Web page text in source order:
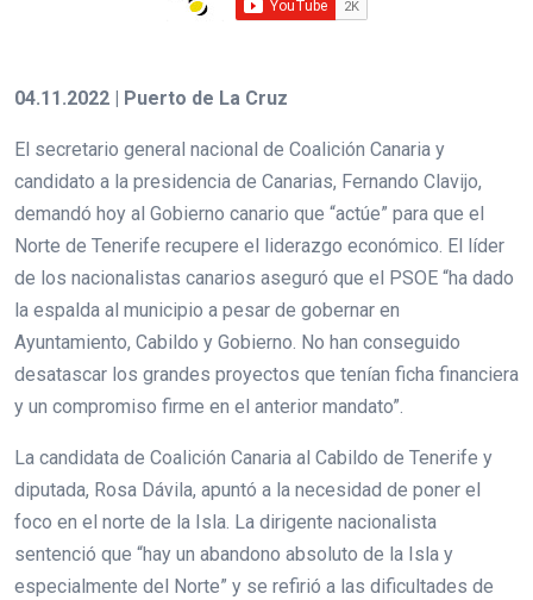
04.11.2022 | Puerto de La Cruz
El secretario general nacional de Coalición Canaria y
candidato a la presidencia de Canarias, Fernando Clavijo,
demandó hoy al Gobierno canario que “actúe” para que el
Norte de Tenerife recupere el liderazgo económico. El líder
de los nacionalistas canarios aseguró que el PSOE “ha dado
la espalda al municipio a pesar de gobernar en
Ayuntamiento, Cabildo y Gobierno. No han conseguido
desatascar los grandes proyectos que tenían ficha financiera
y un compromiso firme en el anterior mandato”.
La candidata de Coalición Canaria al Cabildo de Tenerife y
diputada, Rosa Dávila, apuntó a la necesidad de poner el
foco en el norte de la Isla. La dirigente nacionalista
sentenció que “hay un abandono absoluto de la Isla y
especialmente del Norte” y se refirió a las dificultades de